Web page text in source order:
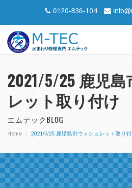
0120-836-104
2021/5/25 鹿児
レット取り付け
エムテックBLOG
Home 2021/5/25 鹿児島市ウォシュレット取り付